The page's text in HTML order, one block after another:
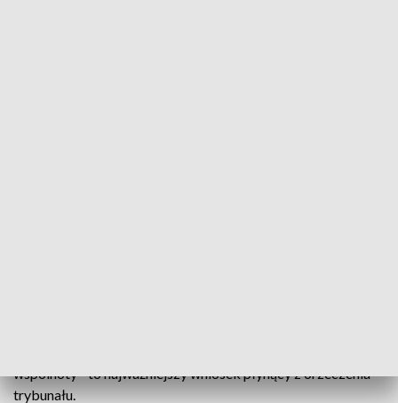
wspólnoty - to najważniejszy wniosek płynący z orzeczenia
trybunału.